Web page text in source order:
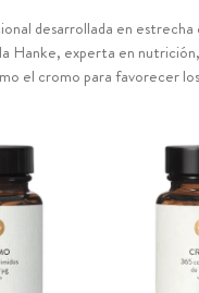
desarrollada en
Hanke, experta en
el cromo para favorecer
disponible en
de manera sostenible, sin